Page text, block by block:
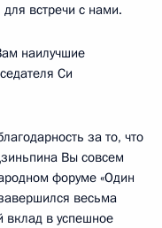
встречи с нами.
наилучшие
Си
за то, что
Вы совсем
форуме «Один
весьма
вклад в успешное